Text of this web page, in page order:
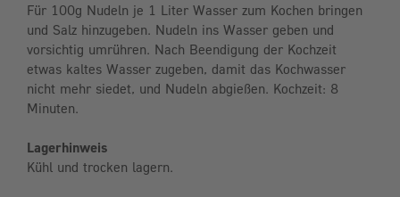
Für 100g Nudeln je 1 Liter Wasser zum Kochen bringen
und Salz hinzugeben. Nudeln ins Wasser geben und
vorsichtig umrühren. Nach Beendigung der Kochzeit
etwas kaltes Wasser zugeben, damit das Kochwasser
nicht mehr siedet, und Nudeln abgießen. Kochzeit: 8
Minuten.
Lagerhinweis
Kühl und trocken lagern.